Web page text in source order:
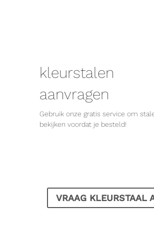
kleurstalen
aanvragen
Gebruik onze gratis service om
bekijken voordat je besteld!
VRAAG KLEURSTAAL